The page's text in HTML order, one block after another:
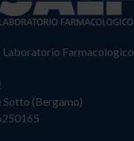
- Laboratorio Farmacologico
Sotto (Bergamo)